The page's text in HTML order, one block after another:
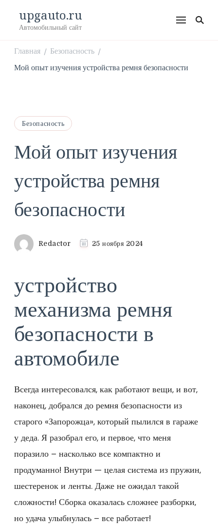
upgauto.ru
Автомобильный сайт
Главная / Безопасность /
Мой опыт изучения устройства ремня безопасности
Безопасность
Мой опыт изучения
устройства ремня
безопасности
Redactor 25 ноября 2024
устройство
механизма ремня
безопасности в
автомобиле
Всегда интересовался, как работают вещи, и вот,
наконец, добрался до ремня безопасности из
старого «Запорожца», который пылился в гараже
у деда. Я разобрал его, и первое, что меня
поразило – насколько все компактно и
продуманно! Внутри — целая система из пружин,
шестеренок и ленты. Даже не ожидал такой
сложности! Сборка оказалась сложнее разборки,
но удача улыбнулась – все работает!